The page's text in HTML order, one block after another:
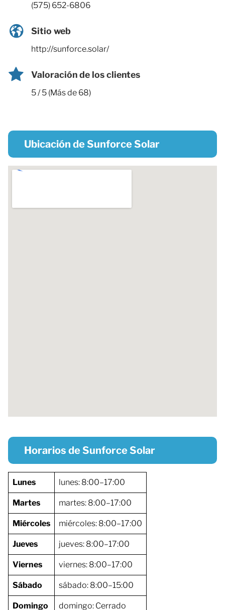
(575) 652-6806
Sitio web
http://sunforce.solar/
Valoración de los clientes
5 / 5 (Más de 68)
Ubicación de Sunforce Solar
Horarios de Sunforce Solar
Lunes lunes: 8:00–17:00
Martes martes: 8:00–17:00
Miércoles miércoles: 8:00–17:00
Jueves jueves: 8:00–17:00
Viernes viernes: 8:00–17:00
Sábado sábado: 8:00–15:00
Domingo domingo: Cerrado